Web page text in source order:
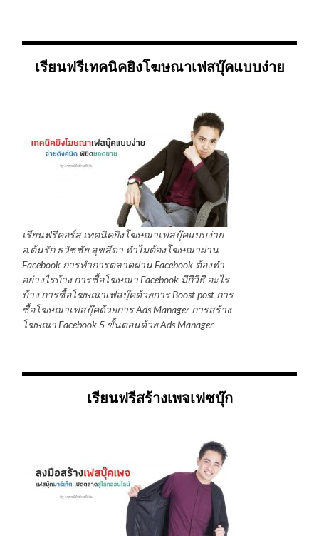
เรียนฟรีเทคนิคยิงโฆษณาเฟสบุ๊คแบบง่าย
เรียนฟรีคอร์ส เทคนิคยิงโฆษณาเฟสบุ๊คแบบง่าย
อ.ต้นรัก ธวัชชัย สุขสีดา ทำไมต้องโฆษณาผ่าน
Facebook การทำการตลาดผ่าน Facebook ต้องทำ
อย่างไรบ้าง การซื้อโฆษณา Facebook มีกี่วิธี อะไร
บ้าง การซื้อโฆษณาเฟสบุ๊คด้วยการ Boost post การ
ซื้อโฆษณาเฟสบุ๊คด้วยการ Ads Manager การสร้าง
โฆษณา Facebook 5 ขั้นตอนด้วย Ads Manager
เรียนฟรีสร้างเพจเฟซบุ๊ก